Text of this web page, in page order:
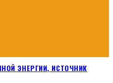
ЭНЕРГИИ, ИСТОЧНИК